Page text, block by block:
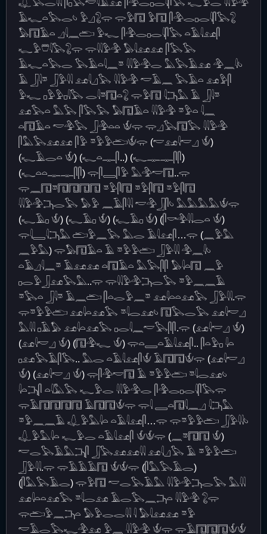
𓆯𓅂𓂋𓇌 𓋴𓊪𓅂𓎢𓇋𓄿𓃭 𓋴𓅲𓂋𓊪𓂋𓇋𓋴𓅂 𓆑𓅱𓂋 𓇌𓅱𓅲
𓄿𓆑𓏏𓅂𓂋𓄼 𓅱𓈎𓃇𓂌 𓂌𓅱𓉔 𓅱𓉔 𓋴𓅲𓂋𓊪𓂋𓇋𓋴𓅂𓃇
𓅃𓉔𓄿𓏏 𓈎𓇋𓈖𓂧 𓅱𓆑 𓋴𓅲𓂋𓊪𓂋𓇋𓋴𓅂 𓏏𓄿𓇋𓃭𓋴
𓆑𓅱𓇨𓇋𓅂𓃇𓂌 𓂌𓇌𓅱𓅲 𓅃𓇋𓃭𓃭 𓋴𓅂𓅂
𓄿𓆑𓏏𓅂𓂋 𓅂𓄿𓏏𓇋𓈖𓎼 𓇌𓅱𓅲𓂋 𓅓𓅂𓄿𓃭 𓅲𓈖𓇋𓄼
𓄿 𓃀𓇋𓎼 𓃀𓅱𓇌 𓃭𓇋𓈎𓅂 𓇌𓅱𓅲 𓎢𓄿𓈖 𓅂𓄿𓏏 𓃭𓅱𓋴
𓅱𓆑 𓊪𓅱𓅱𓊪𓇋𓅂 𓂋𓇋𓎼𓉔𓏏𓃇 𓂌𓅱𓉔 𓇋𓂕𓅓 𓄿 𓃀𓇋𓎼
𓃭𓅂𓏏 𓅓𓅂 𓋴𓅂𓅂 𓅃𓉔𓄿𓏏 𓇌𓅱𓅲 𓎼𓅱𓏏 𓇋𓈖
𓏏𓉔𓄿𓏏 𓎢𓅲𓅂 𓃀𓅲𓏏𓏏 𓄎𓂌 𓂌𓈎𓅂𓉔𓅂 𓇌𓅱𓅲
𓋴𓅓𓅂𓃭𓃭 𓋴𓅱 𓎼𓅱𓅱𓂧𓄎𓂌 (𓎢𓃭𓇋𓎢𓈎 𓄎)
(𓆑𓄿𓂋𓏏 𓄎) (𓆑𓏏𓊃𓋴..) (𓆑𓊃𓊃𓋴𓋴)
(𓆑𓏏𓏏𓊃𓊃𓋴𓋴) 𓂌𓋴𓇿𓋴𓅱 𓅓𓅲𓎢𓉔..𓂌
𓂌𓈖𓉔𓎼𓉔𓉔𓉔𓉔 𓎼𓅱𓋴𓉔 𓎼𓅱𓋴𓉔 𓎼𓅱𓋴𓉔
𓇌𓅱𓅲𓂕𓂋𓅂 𓅃𓅱 𓈖𓄿𓋴𓇌 𓎢𓅲𓃀𓋴𓄼 𓅓𓅓𓅓𓅓𓄎𓂌
(𓆑𓄿𓊪 𓄎) (𓆑𓄿𓊪 𓄎) (𓆑𓄿𓊪 𓄎) (𓋴𓎡𓅲𓇋𓇋𓂋𓏏 𓄎)
𓂌𓇋𓇿𓇋𓂕𓅓 𓂧𓅱𓈖𓅂 𓅓𓂋 𓄿𓇋𓃭𓋴…𓂌 (𓈖𓅱𓅓
𓈖𓅱𓅓) 𓂌𓅃𓉔𓄿𓏏 𓄿 𓎼𓅱𓅱𓂧 𓃀𓅱𓇌 𓅲𓈖𓇋𓄼
𓏏𓄿𓈎𓇋𓈖𓎼 𓄿𓃭𓃭 𓏏𓉔𓄿𓏏 𓅓𓅂𓋴𓋴 𓅃𓇋𓏏𓉔 𓈖𓅱
𓊪𓂋𓅱𓃀𓃭𓅂𓅓..𓂌 𓂌𓇌𓅱𓅲𓂕𓂋𓅂 𓎼𓅱𓈖𓈖𓄿
𓎼𓅂𓏏 𓃀𓇋𓎼 𓄿𓈖𓂧 𓋴𓏏𓂋𓅱𓈖𓎼 𓃭𓇋𓏏𓏏𓃭𓅂 𓃀𓅱𓇌.𓂌
𓂌𓎼𓅱𓅱𓂧 𓃭𓇋𓏏𓃭𓅂 𓎼𓇋𓂋𓃭𓄼 𓉔𓅂𓂋𓅂 𓃭𓇋𓎢𓈎
𓅓𓇌 𓊪𓄿𓅃 𓃭𓇋𓏏𓃭𓅂 𓊪𓂋𓇋𓈖𓎢𓅂𓋴𓋴.𓂌 (𓃭𓇋𓎢𓈎 𓄎)
(𓃭𓇋𓎢𓈎 𓄎) (𓉔𓅲𓆑 𓄎) 𓂌𓏏𓇿𓏏𓄿𓇋𓃭𓋴.. 𓋴𓏏𓅱𓊪 𓇋𓏏
𓊪𓃭𓅂𓄿𓋴𓅂.. 𓅓𓂋 𓏏𓄿𓇋𓃭𓋴𓄎 𓄿𓉔𓉔𓄎𓂌 (𓃭𓇋𓎢𓈎
𓄎) (𓃭𓇋𓎢𓈎 𓄎) 𓂌𓋴𓅲𓎢𓉔 𓄿 𓎼𓅱𓅱𓂧 𓎼𓇋𓂋𓃭𓄼
𓇋𓏏𓂕𓋴 𓏏𓇋𓅓𓅂 𓆑𓅱𓂋 𓇌𓅱𓅲𓂋 𓋴𓅲𓂋𓊪𓂋𓇋𓋴𓅂𓂌
𓂌𓄿𓉔𓉔𓉔𓉔 𓄿𓉔𓉔𓄎𓂌 𓂌𓇋 𓇿𓏏𓉔𓇋𓈖𓈎 𓇋𓂕𓅓
𓎼𓅱𓈖𓈖𓄿 𓆯𓅱𓅓𓇋𓏏 𓏏𓄿𓇋𓃭𓋴…𓂌 𓂌𓎼𓅱𓅱𓂧 𓃀𓅱𓇌𓄼
𓆯𓅱𓅓𓇋𓏏 𓆑𓅱𓂋 𓏏𓄿𓇋𓃭𓋴 𓄎𓄎𓂌 (𓈖𓎼𓉔𓉔 𓄎)
𓎢𓂋𓅂𓄿𓅓𓂕𓋴 𓃀𓅂𓃭𓃭𓇌 𓃭𓇋𓈎𓅂 𓄿 𓎼𓅱𓅱𓂧
𓃀𓅱𓇌.𓂌 𓂌𓄿𓄿𓄿𓉔 𓄎𓄎𓂌 (𓋴𓅓𓅂𓄿𓂋)
(𓋴𓅓𓅂𓄿𓂋) 𓂌𓅱𓉔 𓎢𓂋𓅂𓄿𓅓 𓇌𓅱𓅲𓂕𓂋𓅂 𓅓𓇌
𓃭𓇋𓏏𓏏𓃭𓅂 𓎼𓇋𓂋𓃭 𓄿𓂋𓅂𓈖𓂕𓏏 𓇌𓅱𓅲 𓃇𓂌
𓂌𓂧𓅱𓈖𓂕𓏏 𓅃𓅱𓂋𓂋𓇌 𓇋 𓅃𓇋𓃭𓃭 𓎼𓅱
𓎢𓄿𓂋𓅂𓆑𓅲𓃭 𓅱𓈖 𓇌𓅱𓅲 𓄎𓂌 𓂌𓄿𓉔𓉔𓉔𓄎𓄎